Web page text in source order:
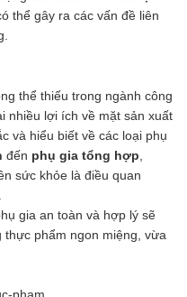
thể gây ra các vấn đề liên
thể thiếu trong ngành công
nhiều lợi ích về mặt sản xuất
và hiểu biết về các loại phụ
đến phụ gia tổng hợp
sức khỏe là điều quan
gia an toàn và hợp lý sẽ
phẩm ngon miệng, vừa
pham